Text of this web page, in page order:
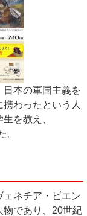
日本の軍国主義を
わったという人
を教え、
。
ェネチア・ビエン
物であり、20世紀